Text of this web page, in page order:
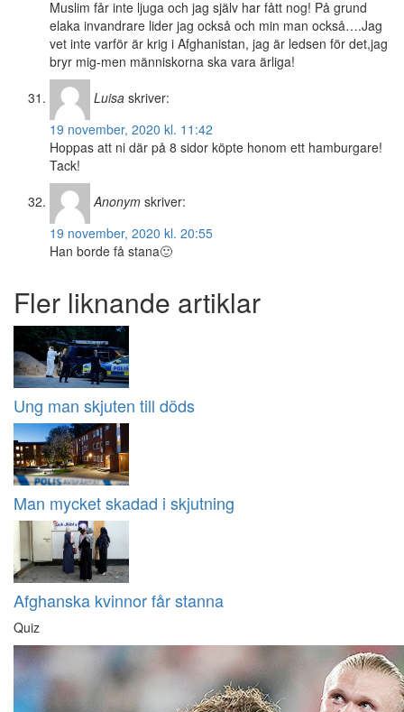
Muslim får inte ljuga och jag själv har fått nog! På grund
elaka invandrare lider jag också och min man också….Jag
vet inte varför är krig i Afghanistan, jag är ledsen för det,jag
bryr mig-men människorna ska vara ärliga!
Luisa skriver:
19 november, 2020 kl. 11:42
Hoppas att ni där på 8 sidor köpte honom ett hamburgare!
Tack!
Anonym skriver:
19 november, 2020 kl. 20:55
Han borde få stana🙂
Fler liknande artiklar
Ung man skjuten till döds
Man mycket skadad i skjutning
Afghanska kvinnor får stanna
Quiz